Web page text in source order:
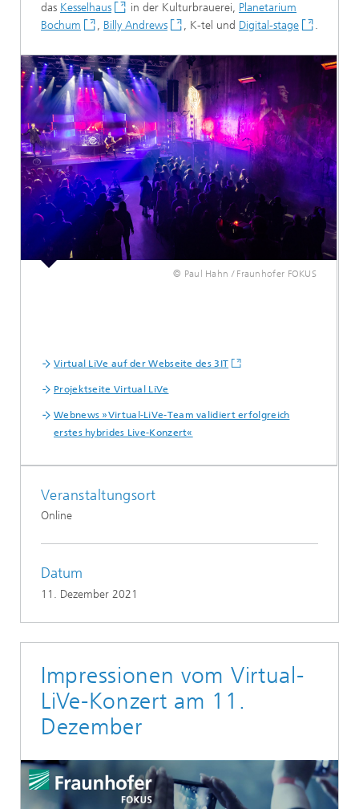
das Kesselhaus in der Kulturbrauerei, Planetarium
Bochum
, Billy Andrews , K-tel und Digital-stage .
© Paul Hahn / Fraunhofer FOKUS
Virtual LiVe auf der Webseite des 3IT
Projektseite Virtual LiVe
Webnews »Virtual-LiVe-Team validiert erfolgreich
erstes hybrides Live-Konzert«
Veranstaltungsort
Online
Datum
11. Dezember 2021
Impressionen vom Virtual-
LiVe-Konzert am 11.
Dezember